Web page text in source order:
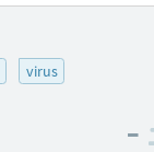
virus
–